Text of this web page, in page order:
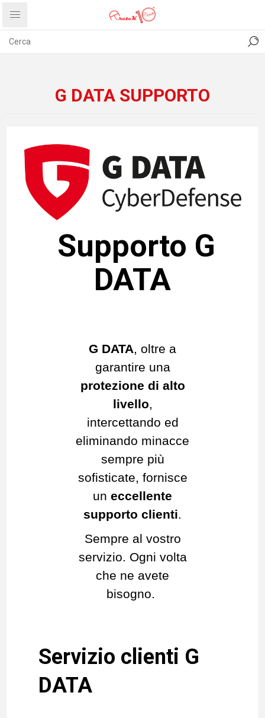
PRIVACY ABOUT US
G DATA SUPPORTO
Supporto G
DATA
G DATA, oltre a
garantire una
protezione di alto
livello,
intercettando ed
eliminando minacce
sempre più
sofisticate, fornisce
un eccellente
supporto clienti.
Sempre al vostro
servizio. Ogni volta
che ne avete
bisogno.
Servizio clienti G
DATA